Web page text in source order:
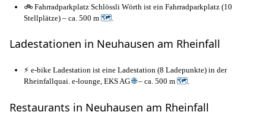
🚲 Fahrradparkplatz Schlössli Wörth ist ein Fahrradparkplatz (10
Stellplätze) – ca. 500 m 🗺
Ladestationen in Neuhausen am Rheinfall
⚡ e-bike Ladestation ist eine Ladestation (8 Ladepunkte) in der
Rheinfallquai. e-lounge, EKS AG🌐– ca. 500 m 🗺.
Restaurants in Neuhausen am Rheinfall